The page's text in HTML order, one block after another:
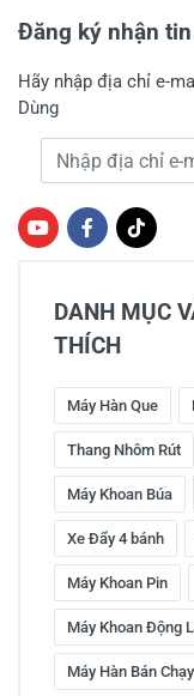
Đăng ký nhận
Hãy nhập địa chỉ e-
Dùng
Địa chỉ e-mail
DANH MỤC
THÍCH
Máy Hàn Que
Thang Nhôm Rút
Máy Khoan Búa
Xe Đẩy 4 bánh
Máy Khoan Pin
Máy Khoan Động
Máy Hàn Bán Chạy